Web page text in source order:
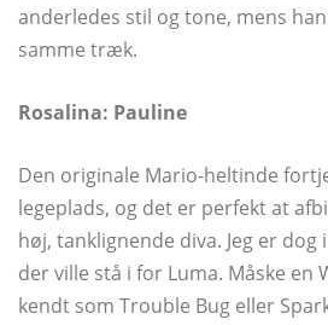
anderledes stil og tone, mens
samme træk.
Rosalina: Pauline
Den originale Mario-heltinde
legeplads, og det er perfekt at
høj, tanklignende diva. Jeg er dog
der ville stå i for Luma. Måske en
kendt som Trouble Bug eller